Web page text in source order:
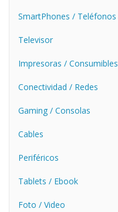
SmartPhones / Teléfonos
Televisor
Impresoras / Consumibles
Conectividad / Redes
Gaming / Consolas
Cables
Periféricos
Tablets / Ebook
Foto / Video